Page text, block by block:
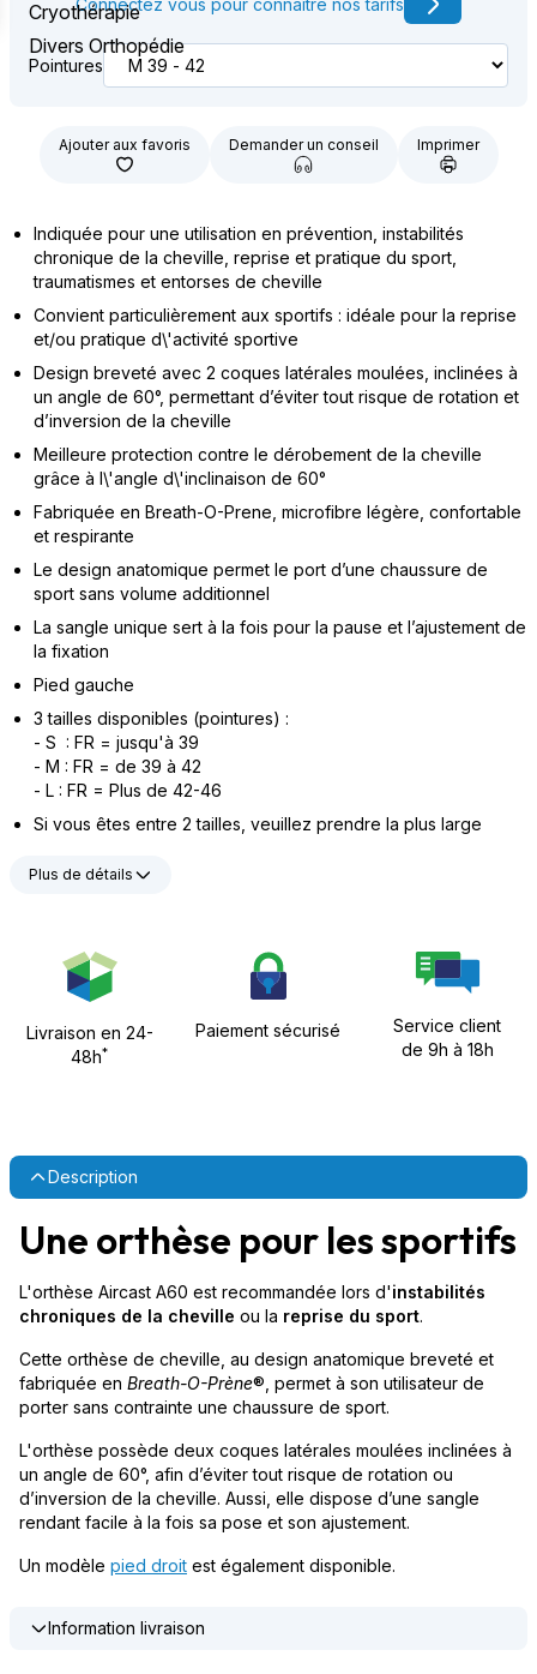
Cryothérapie
Divers Orthopédie
Connectez vous pour connaître nos tarifs
Pointures
Ajouter aux favoris Demander un conseil Imprimer
Indiquée pour une utilisation en prévention, instabilités
chronique de la cheville, reprise et pratique du sport,
traumatismes et entorses de cheville
Convient particulièrement aux sportifs : idéale pour la reprise
et/ou pratique d\'activité sportive
Design breveté avec 2 coques latérales moulées, inclinées à
un angle de 60°, permettant d’éviter tout risque de rotation et
d’inversion de la cheville
Meilleure protection contre le dérobement de la cheville
grâce à l\'angle d\'inclinaison de 60°
Fabriquée en Breath-O-Prene, microfibre légère, confortable
et respirante
Le design anatomique permet le port d’une chaussure de
sport sans volume additionnel
La sangle unique sert à la fois pour la pause et l’ajustement de
la fixation
Pied gauche
3 tailles disponibles (pointures) :
- S : FR = jusqu'à 39
- M : FR = de 39 à 42
- L : FR = Plus de 42-46
Si vous êtes entre 2 tailles, veuillez prendre la plus large
Plus de détails
Livraison en 24-
48h*
Paiement sécurisé
Service client
de 9h à 18h
Description
Une orthèse pour les sportifs
L'orthèse Aircast A60 est recommandée lors d'instabilités
chroniques de la cheville ou la reprise du sport.
Cette orthèse de cheville, au design anatomique breveté et
fabriquée en Breath-O-Prène®, permet à son utilisateur de
porter sans contrainte une chaussure de sport.
L'orthèse possède deux coques latérales moulées inclinées à
un angle de 60°, afin d’éviter tout risque de rotation ou
d’inversion de la cheville. Aussi, elle dispose d’une sangle
rendant facile à la fois sa pose et son ajustement.
Un modèle pied droit est également disponible.
Information livraison